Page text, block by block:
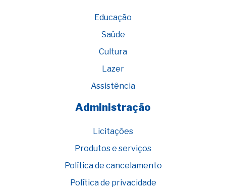
Educação
Saúde
Cultura
Lazer
Assistência
Administração
Licitações
Produtos e serviços
Política de cancelamento
Política de privacidade